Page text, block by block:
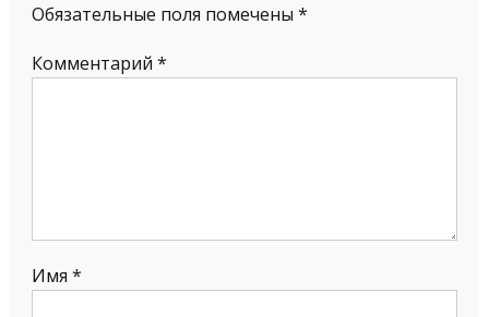
Обязательные поля помечены *
Комментарий *
Имя *